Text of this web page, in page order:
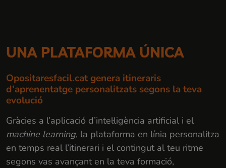
UNA PLATAFORMA ÚNICA
Opositaresfacil.cat genera itineraris
d’aprenentatge personalitzats segons la teva
evolució
Gràcies a l’aplicació d’intel·ligència artificial i el
machine learning, la plataforma en línia personalitza
en temps real l’itinerari i el contingut al teu ritme
segons vas avançant en la teva formació,